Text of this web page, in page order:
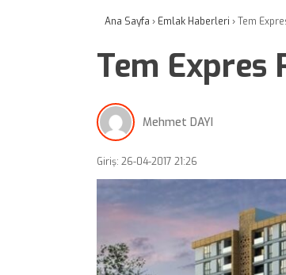
Ana Sayfa › Emlak Haberleri ›Tem
Tem Expres
Mehmet DAYI
Giriş: 26-04-2017 21:26